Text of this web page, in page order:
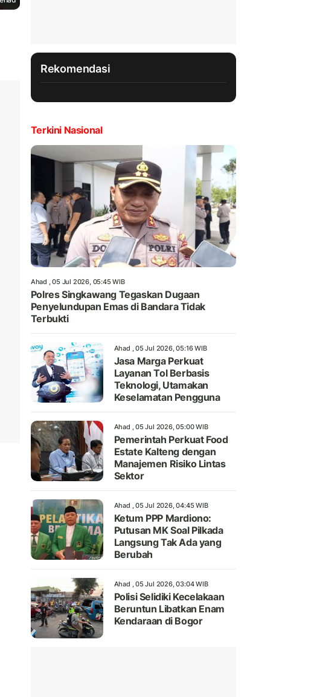
Rekomendasi
Terkini Nasional
Ahad , 05 Jul 2026, 05:45 WIB
Polres Singkawang Tegaskan Dugaan
Penyelundupan Emas di Bandara Tidak
Terbukti
Ahad , 05 Jul 2026, 05:16 WIB
Jasa Marga Perkuat
Layanan Tol Berbasis
Teknologi, Utamakan
Keselamatan Pengguna
Ahad , 05 Jul 2026, 05:00 WIB
Pemerintah Perkuat Food
Estate Kalteng dengan
Manajemen Risiko Lintas
Sektor
Ahad , 05 Jul 2026, 04:45 WIB
Ketum PPP Mardiono:
Putusan MK Soal Pilkada
Langsung Tak Ada yang
Berubah
Ahad , 05 Jul 2026, 03:04 WIB
Polisi Selidiki Kecelakaan
Beruntun Libatkan Enam
Kendaraan di Bogor